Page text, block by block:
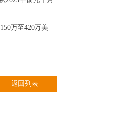
万至420万美
返回列表